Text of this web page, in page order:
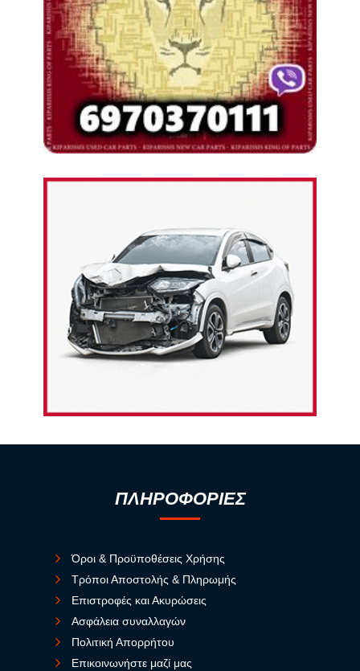
ΠΛΗΡΟΦΟΡΙΕΣ
Όροι & Προϋποθέσεις Χρήσης
Τρόποι Αποστολής & Πληρωμής
Επιστροφές και Ακυρώσεις
Ασφάλεια συναλλαγών
Πολιτική Απορρήτου
Επικοινωνήστε μαζί μας